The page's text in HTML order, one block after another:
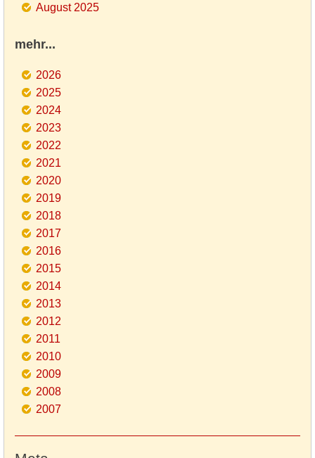
August 2025
mehr...
2026
2025
2024
2023
2022
2021
2020
2019
2018
2017
2016
2015
2014
2013
2012
2011
2010
2009
2008
2007